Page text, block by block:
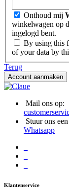
Onthoud mij
winkelwagen op
ingelogd bent.
By using this
of your data by
Terug
Account aanmaken
Mail ons op:
Stuur ons
Whatsapp
Klantenservice